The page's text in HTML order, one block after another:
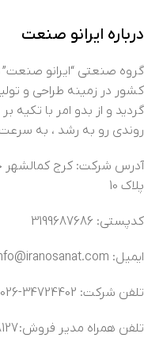
ظرفیت 50 سینی در ابعاد 60 در 80
درباره ایرانو صنعت
کشور در زمینه طراحی و
گردید و از بدو امر با
روندی رو به رشد ، به
پلاک 10
کدپستی: 3199687686
ایمیل: info@iranosanat.com
تلفن شرکت: 34724402-026
تلفن همراه مدیر فروش: 8127 660 0912